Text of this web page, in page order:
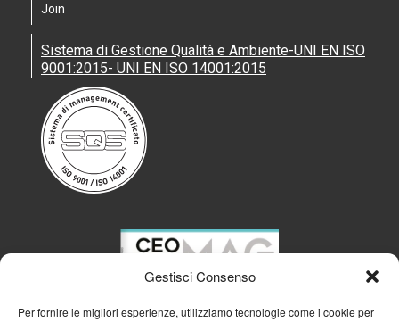
Gestisci Consenso
Per fornire le migliori esperienze, utilizziamo tecnologie come i cookie per
Join
Sistema di Gestione Qualità e Ambiente-UNI EN ISO
9001:2015- UNI EN ISO 14001:2015